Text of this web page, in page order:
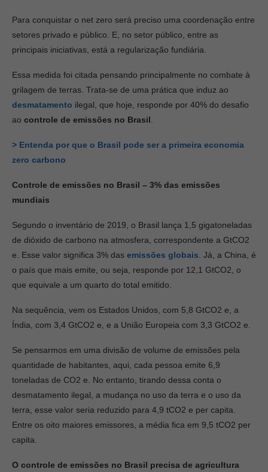
Para conquistar o net zero será preciso uma coordenação entre
setores privado e público. E, no setor público, entre as
principais iniciativas, está a regularização fundiária.
Essa medida foi citada pensando principalmente no combate à
grilagem de terras. Trata-se de uma prática que induz ao
desmatamento ilegal, que hoje, responde por 40% do desafio
ao controle de emissões no Brasil
> Entenda por que o Brasil pode ser a primeira economia
zero carbono
Controle de emissões no Brasil – 3% das emissões
mundiais
Segundo o inventário de 2019, o Brasil lança 1,5 gigatoneladas
de dióxido de carbono na atmosfera, correspondente a GtCO2
e. Esse valor significa 3% das emissões globais . Já, a China, é
o país que mais emite, ou seja, responde por 12,1 GtCO2, o
que equivale a um quarto do total emitido.
Na sequência, vem os Estados Unidos, com 5,8 GtCO2 e, a
Índia, com 3,4 GtCO2 e, e a União Europeia com 3,3 GtCO2 e.
Se pensarmos em uma divisão de volume de emissões pela
quantidade de habitantes, aqui, cada pessoa emite 6,9
toneladas de CO2 e. No entanto, tirando dessa conta o
desmatamento ilegal, a mudança no uso da terra e o uso da
terra, esse valor seria reduzido para 4,9 tCO2 e per capita.
Entre os oito maiores emissores, a média fica em 9,5 tCO2 per
capita.
O controle de emissões no Brasil precisa de agricultura